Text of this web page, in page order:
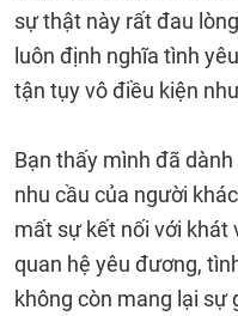
sự thật này rất đau
luôn định nghĩa tình
tận tụy vô điều kiện
Bạn thấy mình đã
nhu cầu của người
mất sự kết nối với khát
quan hệ yêu đương,
không còn mang lại sự